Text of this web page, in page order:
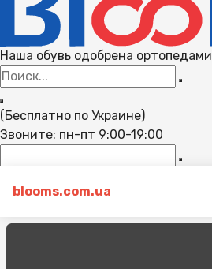
Наша обувь одобрена ортопедами
(Бесплатно по Украине)
Звоните: пн-пт 9:00-19:00
blooms.com.ua